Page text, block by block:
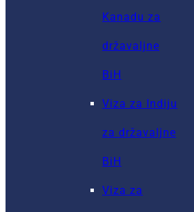
Kanadu za
državaljne
BiH
Viza za Indiju
za državaljne
BiH
Viza za